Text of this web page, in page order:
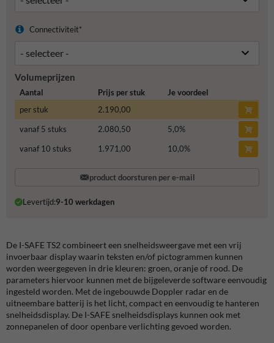
Connectiviteit*
Volumeprijzen
Aantal Prijs per stuk
Je voordeel
per stuk
2.190,00
vanaf 5 stuks
2.080,50 5,0%
vanaf 10 stuks
1.971,00 10,0%
product doorsturen per e-mail
Levertijd:9-10 werkdagen
De I-SAFE TS2 combineert een snelheidsweergave met een vrij
invoerbaar display waarin teksten en/of pictogrammen kunnen
worden weergegeven in drie kleuren: groen, oranje of rood. De
parameters hiervoor kunnen met de bijgeleverde software eenvoudig
ingesteld worden. Met de ingebouwde Doppler radar en de
uitneembare batterij is het licht, compact en eenvoudig te hanteren
snelheidsdisplay. De I-SAFE snelheidsdisplays kunnen ook met
zonnepanelen of door openbare verlichting gevoed worden.